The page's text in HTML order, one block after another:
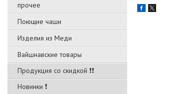
прочее
Поющие чаши
Изделия из Меди
Вайшнавские товары
Продукция со скидкой ❗❗
Новинки ❗